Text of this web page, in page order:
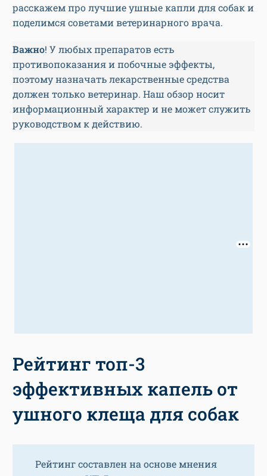
расскажем про лучшие ушные капли для собак и
поделимся советами ветеринарного врача.
Важно! У любых препаратов есть
противопоказания и побочные эффекты,
поэтому назначать лекарственные средства
должен только ветеринар. Наш обзор носит
информационный характер и не может служить
руководством к действию.
Рейтинг топ-3
эффективных капель от
ушного клеща для собак
Рейтинг составлен на основе мнения